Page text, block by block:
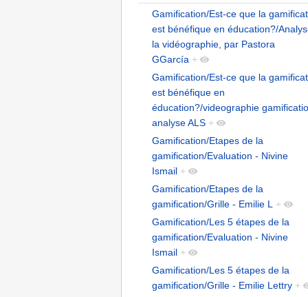
Gamification/Est-ce que la
est bénéfique en éducation?/
la vidéographie, par Pastora
GGarcía +
Gamification/Est-ce que la
est bénéfique en
éducation?/videographie
analyse ALS +
Gamification/Etapes de la
gamification/Evaluation - Nivine
Ismail +
Gamification/Etapes de la
gamification/Grille - Emilie L +
Gamification/Les 5 étapes de la
gamification/Evaluation - Nivine
Ismail +
Gamification/Les 5 étapes de la
gamification/Grille - Emilie Lettry +